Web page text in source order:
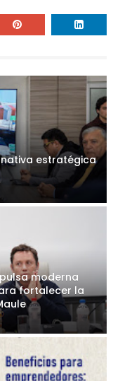
estratégica
moderna
fortalecer la